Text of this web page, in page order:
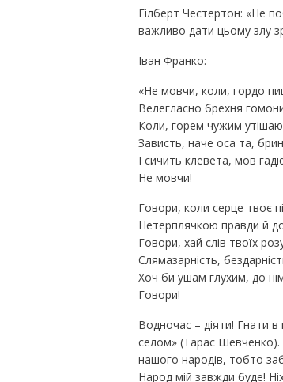
Гілберт Честертон: «Не
важливо дати цьому злу
Іван Франко:
«Не мовчи, коли, гордо
Велегласно брехня
Коли, горем чужим
Зависть, наче оса та,
І сичить клевета, мов
Не мовчи!
Говори, коли серце твоє
Нетерплячкою правди й
Говори, хай слів твоїх
Слямазарність,
Хоч би ушам глухим, до
Говори!
Водночас – діяти! Гнати
селом» (Тарас Шевченко).
нашого народів, тобто
Народ мій завжди буде!